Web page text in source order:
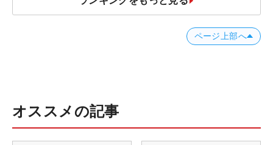
ページ上部へ
オススメの記事